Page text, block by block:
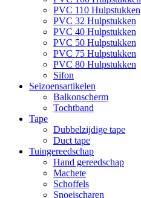
PVC 110 Hulpstukken
PVC 32 Hulpstukken
PVC 40 Hulpstukken
PVC 50 Hulpstukken
PVC 75 Hulpstukken
PVC 80 Hulpstukken
Sifon
Seizoensartikelen
Balkonscherm
Tochtband
Tape
Dubbelzijdige tape
Duct tape
Tuingereedschap
Hand gereedschap
Machete
Schoffels
Snoeischaren